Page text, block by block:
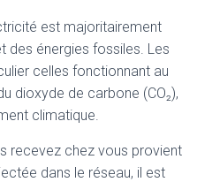
est majoritairement
des énergies fossiles. Les
celles fonctionnant au
dioxyde de carbone (CO₂),
climatique.
recevez chez vous provient
dans le réseau, il est